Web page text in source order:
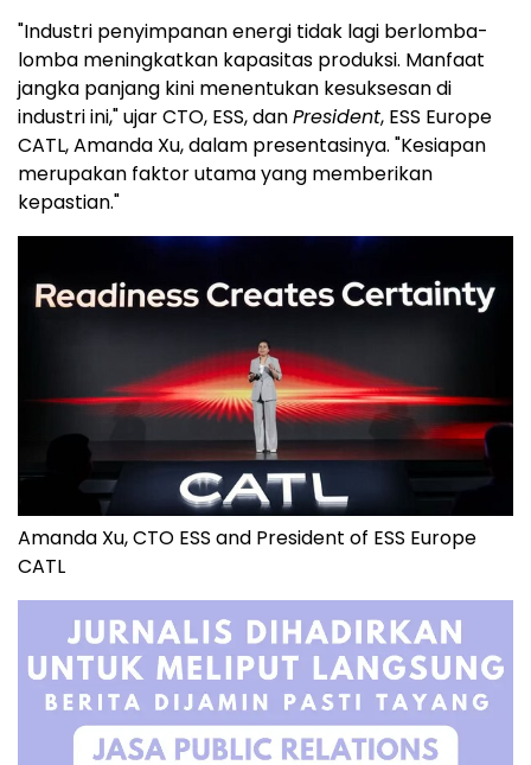
"Industri penyimpanan energi tidak lagi berlomba-
lomba meningkatkan kapasitas produksi. Manfaat
jangka panjang kini menentukan kesuksesan di
industri ini," ujar CTO, ESS, danPresident, ESS Europe
CATL, Amanda Xu, dalam presentasinya. "Kesiapan
merupakan faktor utama yang memberikan
kepastian."
Amanda Xu, CTO ESS and President of ESS Europe
CATL